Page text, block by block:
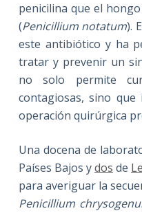
penicilina que el
(Penicillium notatum).
este antibiótico y ha
tratar y prevenir un
no solo permite
contagiosas, sino que
operación quirúrgica
Una docena de
Países Bajos ydos de
para averiguar la
Penicillium